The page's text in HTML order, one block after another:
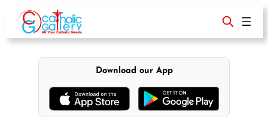
content
Download our App